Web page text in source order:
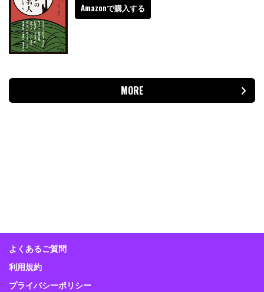
Amazonで購入する
MORE
よくあるご質問
利用規約
プライバシーポリシー